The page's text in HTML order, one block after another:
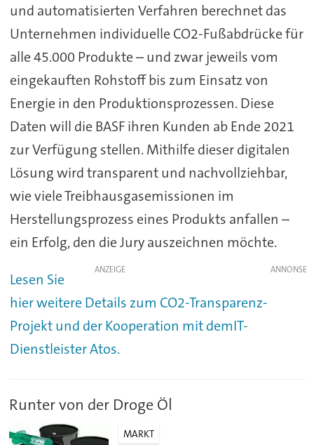
und automatisierten Verfahren berechnet das
Unternehmen individuelle CO2-Fußabdrücke für
alle 45.000 Produkte – und zwar jeweils vom
eingekauften Rohstoff bis zum Einsatz von
Energie in den Produktionsprozessen. Diese
Daten will die BASF ihren Kunden ab Ende 2021
zur Verfügung stellen. Mithilfe dieser digitalen
Lösung wird transparent und nachvollziehbar,
wie viele Treibhausgasemissionen im
Herstellungsprozess eines Produkts anfallen –
ein Erfolg, den die Jury auszeichnen möchte.
ANZEIGE
Lesen Sie
hier weitere Details zum CO2-Transparenz-
Projekt und der Kooperation mit demIT-
Dienstleister Atos.
Runter von der Droge Öl
MARKT